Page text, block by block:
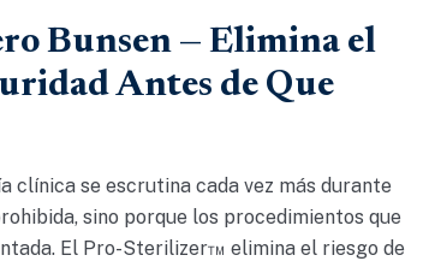
Bunsen — Elimina el
Antes de Que
clínica se escrutina cada vez más durante
sino porque los procedimientos que
El Pro-Sterilizer™ elimina el riesgo de